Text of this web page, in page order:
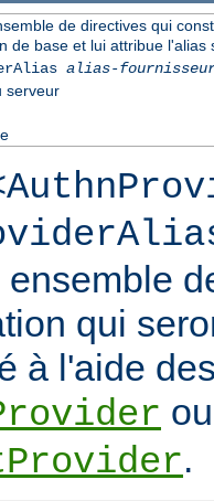
de directives qui
de base et lui attribue l'alias
alias-
serveur
qui
à l'aide
ou
.